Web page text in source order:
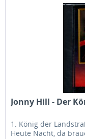
Jonny Hill - Der
1. König der
Heute Nacht, da